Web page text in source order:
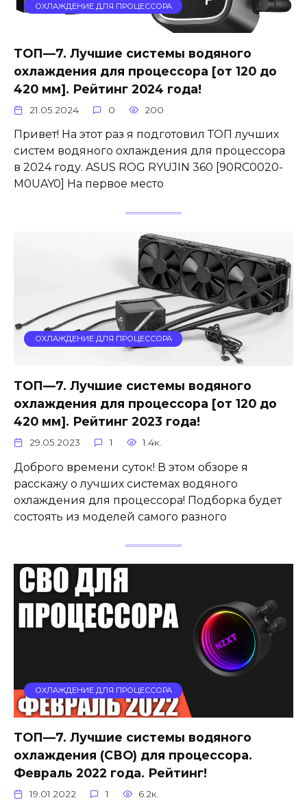
ОХЛАЖДЕНИЕ ДЛЯ ПРОЦЕССОРА
ТОП—7. Лучшие системы водяного
охлаждения для процессора [от 120 до
420 мм]. Рейтинг 2024 года!
21.05.2024 0 200
Привет! На этот раз я подготовил ТОП лучших
систем водяного охлаждения для процессора
в 2024 году. ASUS ROG RYUJIN 360 [90RC0020-
M0UAY0] На первое место
ОХЛАЖДЕНИЕ ДЛЯ ПРОЦЕССОРА
ТОП—7. Лучшие системы водяного
охлаждения для процессора [от 120 до
420 мм]. Рейтинг 2023 года!
29.05.2023 1 1.4к.
Доброго времени суток! В этом обзоре я
расскажу о лучших системах водяного
охлаждения для процессора! Подборка будет
состоять из моделей самого разного
ОХЛАЖДЕНИЕ ДЛЯ ПРОЦЕССОРА
ТОП—7. Лучшие системы водяного
охлаждения (СВО) для процессора.
Февраль 2022 года. Рейтинг!
19.01.2022 1 6.2к.